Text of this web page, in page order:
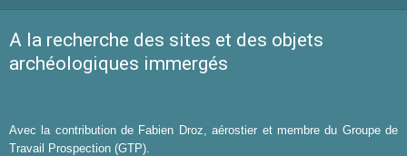
A la recherche des sites et des objets
archéologiques immergés
Avec la contribution de Fabien Droz, aérostier et membre du Groupe de
Travail Prospection (GTP).